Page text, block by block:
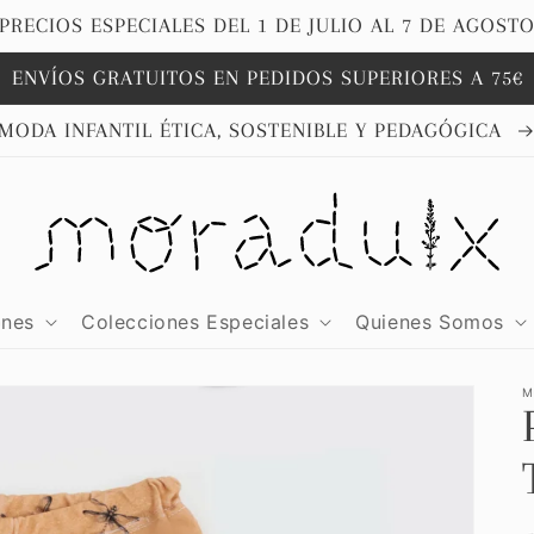
PRECIOS ESPECIALES DEL 1 DE JULIO AL 7 DE AGOSTO
ENVÍOS GRATUITOS EN PEDIDOS SUPERIORES A 75€
INFANTIL ÉTICA, SOSTENIBLE Y PEDAGÓGICA
Colecciones Especiales Quienes Somos